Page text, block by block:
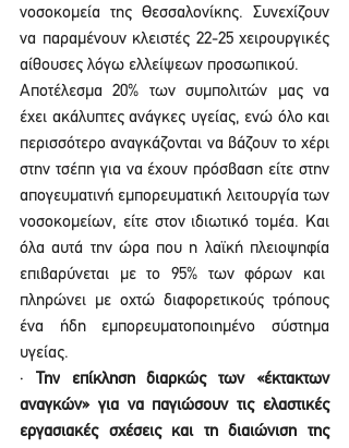
νοσοκομεία της Θεσσαλονίκης. Συνεχίζουν
να παραμένουν κλειστές 22-25 χειρουργικές
αίθουσες λόγω ελλείψεων προσωπικού.
Αποτέλεσμα 20% των συμπολιτών μας να
έχει ακάλυπτες ανάγκες υγείας, ενώ όλο και
περισσότερο αναγκάζονται να βάζουν το χέρι
στην τσέπη για να έχουν πρόσβαση είτε στην
απογευματινή εμπορευματική λειτουργία των
νοσοκομείων, είτε στον ιδιωτικό τομέα. Και
όλα αυτά την ώρα που η λαϊκή πλειοψηφία
επιβαρύνεται με το 95% των φόρων και
πληρώνει με οχτώ διαφορετικούς τρόπους
ένα ήδη εμπορευματοποιημένο σύστημα
υγείας.
·
Την
επίκληση διαρκώς των «έκτακτων
αναγκών» για να παγιώσουν τις ελαστικές
εργασιακές σχέσεις και τη διαιώνιση της